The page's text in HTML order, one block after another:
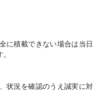
に積載できない場合は当日
状況を確認のうえ誠実に対